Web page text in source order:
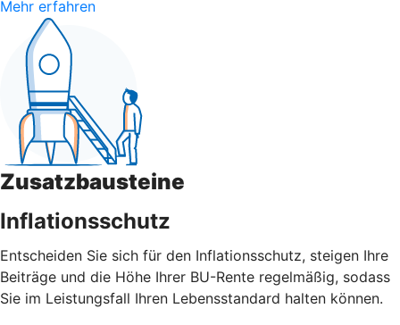
Mehr erfahren
Zusatzbausteine
Inflationsschutz
Entscheiden Sie sich für den Inflationsschutz, steigen Ihre
Beiträge und die Höhe Ihrer BU-Rente regelmäßig, sodass
Sie im Leistungsfall Ihren Lebensstandard halten können.